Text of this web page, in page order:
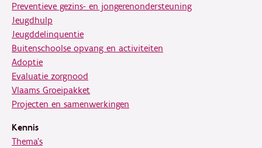
Preventieve gezins- en jongerenondersteuning
Jeugdhulp
Jeugddelinquentie
Buitenschoolse opvang en activiteiten
Adoptie
Evaluatie zorgnood
Vlaams Groeipakket
Projecten en samenwerkingen
Kennis
Thema's